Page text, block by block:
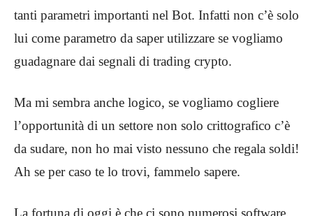
tanti parametri importanti nel Bot. Infatti non c’è solo
lui come parametro da saper utilizzare se vogliamo
guadagnare dai segnali di trading crypto.
Ma mi sembra anche logico, se vogliamo cogliere
l’opportunità di un settore non solo crittografico c’è
da sudare, non ho mai visto nessuno che regala soldi!
Ah se per caso te lo trovi, fammelo sapere.
La fortuna di oggi è che ci sono numerosi software,